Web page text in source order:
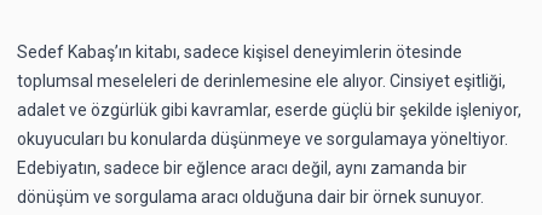
Sedef Kabaş’ın kitabı, sadece kişisel deneyimlerin ötesinde
toplumsal meseleleri de derinlemesine ele alıyor. Cinsiyet eşitliği,
adalet ve özgürlük gibi kavramlar, eserde güçlü bir şekilde işleniyor,
okuyucuları bu konularda düşünmeye ve sorgulamaya yöneltiyor.
Edebiyatın, sadece bir eğlence aracı değil, aynı zamanda bir
dönüşüm ve sorgulama aracı olduğuna dair bir örnek sunuyor.